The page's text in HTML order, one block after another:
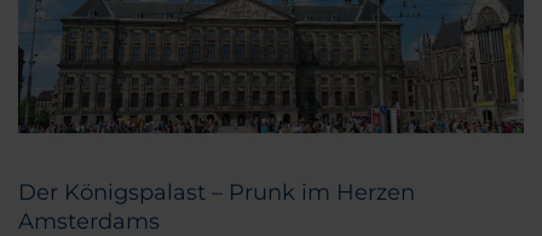
Der Königspalast – Prunk im Herzen
Amsterdams